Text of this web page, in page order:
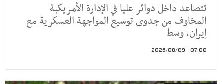
تتصاعد داخل دوائر عليا في الإدارة الأمريكية
المخاوف من جدوى توسيع المواجهة العسكرية مع
إيران، وسط
07:00 - 2026/08/09